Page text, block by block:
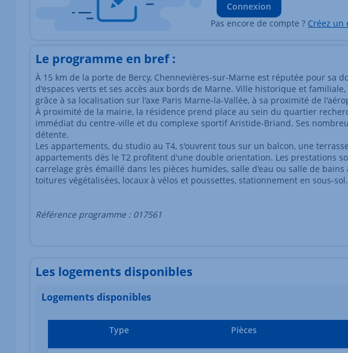
Connexion
Pas encore de compte ? Créez un
Le programme en bref :
À 15 km de la porte de Bercy, Chennevières-sur-Marne est réputée pour sa
d'espaces verts et ses accès aux bords de Marne. Ville historique et
grâce à sa localisation sur l'axe Paris Marne-la-Vallée, à sa proximité de
À proximité de la mairie, la résidence prend place au sein du quartier
immédiat du centre-ville et du complexe sportif Aristide-Briand. Ses
détente.
Les appartements, du studio au T4, s'ouvrent tous sur un balcon, une
appartements dès le T2 profitent d'une double orientation. Les prestations
carrelage grès émaillé dans les pièces humides, salle d'eau ou salle de
toitures végétalisées, locaux à vélos et poussettes, stationnement en sous-sol.
Référence programme : 017561
Les logements disponibles
Logements disponibles
Type Pièces